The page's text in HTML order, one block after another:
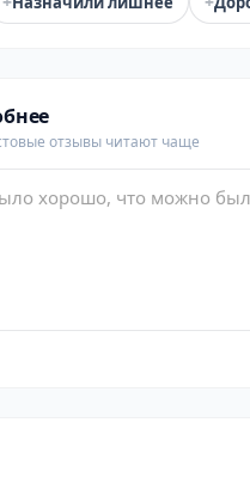
отзывы читают чаще